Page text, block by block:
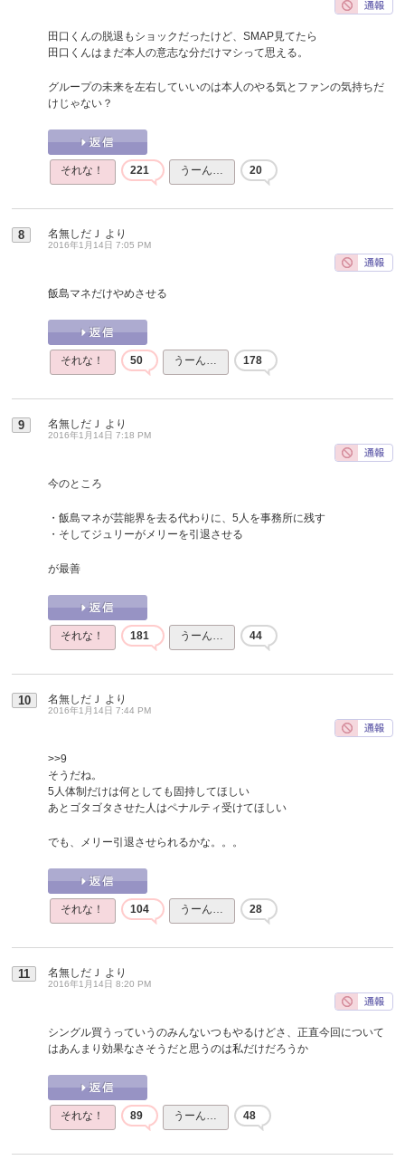
田口くんの脱退もショックだったけど、SMAP見てたら
田口くんはまだ本人の意志な分だけマシって思える。
グループの未来を左右していいのは本人のやる気とファンの気持ちだ
けじゃない？
それな！ 221 うーん… 20
8 名無しだＪ より
2016年1月14日 7:05 PM
飯島マネだけやめさせる
それな！ 50 うーん… 178
9 名無しだＪ より
2016年1月14日 7:18 PM
今のところ
・飯島マネが芸能界を去る代わりに、5人を事務所に残す
・そしてジュリーがメリーを引退させる
が最善
それな！ 181 うーん… 44
10 名無しだＪ より
2016年1月14日 7:44 PM
>>9
そうだね。
5人体制だけは何としても固持してほしい
あとゴタゴタさせた人はペナルティ受けてほしい
でも、メリー引退させられるかな。。。
それな！ 104 うーん… 28
11 名無しだＪ より
2016年1月14日 8:20 PM
シングル買うっていうのみんないつもやるけどさ、正直今回について
はあんまり効果なさそうだと思うのは私だけだろうか
それな！ 89 うーん… 48